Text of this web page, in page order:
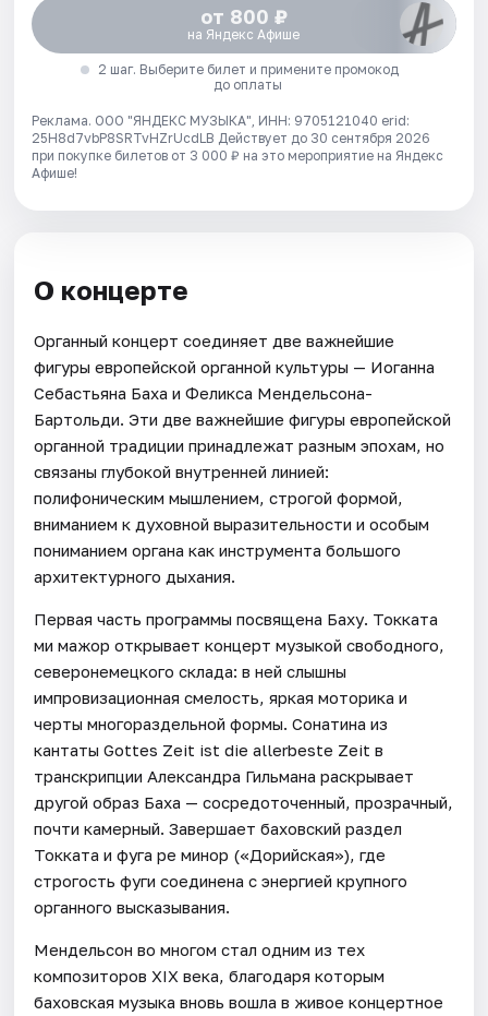
от 800 ₽
на Яндекс Афише
2 шаг. Выберите билет и примените промокод
до оплаты
Реклама. ООО "ЯНДЕКС МУЗЫКА", ИНН: 9705121040 erid:
25H8d7vbP8SRTvHZrUcdLB Действует до 30 сентября 2026
при покупке билетов от 3 000 ₽ на это мероприятие на Яндекс
Афише!
О концерте
Органный концерт соединяет две важнейшие
фигуры европейской органной культуры — Иоганна
Себастьяна Баха и Феликса Мендельсона-
Бартольди. Эти две важнейшие фигуры европейской
органной традиции принадлежат разным эпохам, но
связаны глубокой внутренней линией:
полифоническим мышлением, строгой формой,
вниманием к духовной выразительности и особым
пониманием органа как инструмента большого
архитектурного дыхания.
Первая часть программы посвящена Баху. Токката
ми мажор открывает концерт музыкой свободного,
северонемецкого склада: в ней слышны
импровизационная смелость, яркая моторика и
черты многораздельной формы. Сонатина из
кантаты Gottes Zeit ist die allerbeste Zeit в
транскрипции Александра Гильмана раскрывает
другой образ Баха — сосредоточенный, прозрачный,
почти камерный. Завершает баховский раздел
Токката и фуга ре минор («Дорийская»), где
строгость фуги соединена с энергией крупного
органного высказывания.
Мендельсон во многом стал одним из тех
композиторов XIX века, благодаря которым
баховская музыка вновь вошла в живое концертное